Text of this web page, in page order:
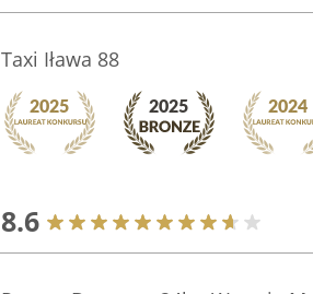
Taxi Iława 88
8.6